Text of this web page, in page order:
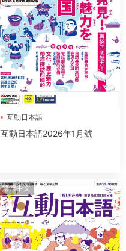
互動日本語
互動日本語2026年1月號
繁體中文